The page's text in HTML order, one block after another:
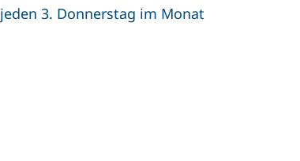
jeden 3. Donnerstag im Monat